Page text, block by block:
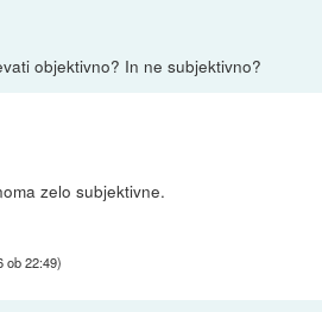
objektivno? In ne subjektivno?
zelo subjektivne.
ob 22:49)